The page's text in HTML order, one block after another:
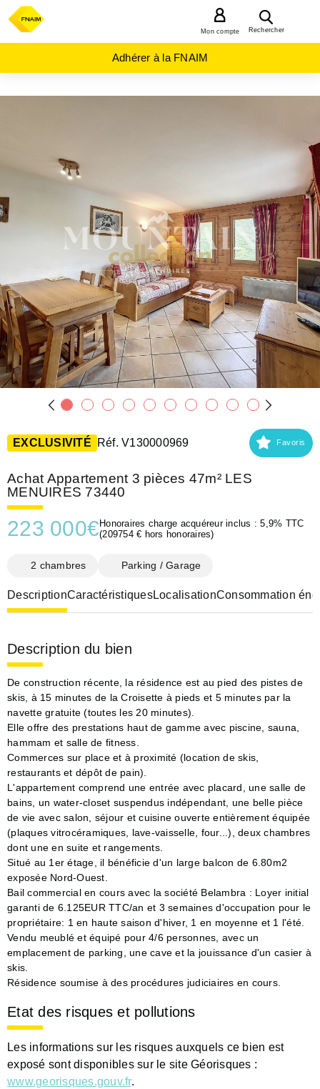
Rechercher
Mon compte
Adhérer à la FNAIM
MARTIN DE
BELLEVILLE
(73440)
EXCLUSIVITÉ Réf. V130000969 Favoris
Achat Appartement 3 pièces 47m² LES
MENUIRES 73440
223 000€ Honoraires charge acquéreur inclus : 5,9% TTC
(209754 € hors honoraires)
2 chambres Parking / Garage
DescriptionCaractéristiquesLocalisationConsommation
Description du bien
De construction récente, la résidence est au pied des pistes de
skis, à 15 minutes de la Croisette à pieds et 5 minutes par la
navette gratuite (toutes les 20 minutes).
Elle offre des prestations haut de gamme avec piscine, sauna,
hammam et salle de fitness.
Commerces sur place et à proximité (location de skis,
restaurants et dépôt de pain).
L'appartement comprend une entrée avec placard, une salle de
bains, un water-closet suspendus indépendant, une belle pièce
de vie avec salon, séjour et cuisine ouverte entièrement équipée
(plaques vitrocéramiques, lave-vaisselle, four...), deux chambres
dont une en suite et rangements.
Situé au 1er étage, il bénéficie d'un large balcon de 6.80m2
exposée Nord-Ouest.
Bail commercial en cours avec la société Belambra : Loyer initial
garanti de 6.125EUR TTC/an et 3 semaines d'occupation pour le
propriétaire: 1 en haute saison d'hiver, 1 en moyenne et 1 l'été.
Vendu meublé et équipé pour 4/6 personnes, avec un
emplacement de parking, une cave et la jouissance d'un casier à
skis.
Résidence soumise à des procédures judiciaires en cours.
Etat des risques et pollutions
Les informations sur les risques auxquels ce bien est
exposé sont disponibles sur le site Géorisques :
www.georisques.gouv.fr.